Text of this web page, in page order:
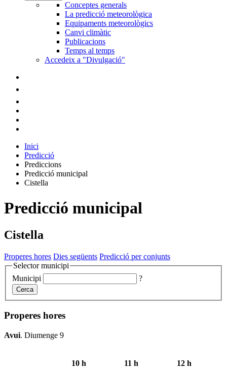
Conceptes generals
La predicció meteorològica
Equipaments meteorològics
Canvi climàtic
Publicacions
Temps al temps
Accedeix a "Divulgació"
Inici
Predicció
Prediccions
Predicció municipal
Cistella
Predicció municipal
Cistella
Properes hores Dies següents Predicció per conjunts
Selector municipi
Municipi
?
Cerca
Properes hores
Avui. Diumenge 9
10 h 11 h 12 h